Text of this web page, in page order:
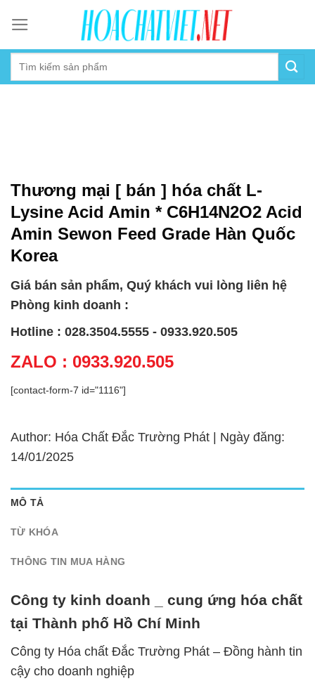
content
Thương mại [ bán ] hóa chất L-
Lysine Acid Amin * C6H14N2O2 Acid
Amin Sewon Feed Grade Hàn Quốc
Korea
Giá bán sản phẩm, Quý khách vui lòng liên hệ
Phòng kinh doanh :
Hotline : 028.3504.5555 - 0933.920.505
ZALO : 0933.920.505
[contact-form-7 id="1116"]
Author: Hóa Chất Đắc Trường Phát | Ngày đăng:
14/01/2025
MÔ TẢ
TỪ KHÓA
THÔNG TIN MUA HÀNG
Công ty kinh doanh _ cung ứng hóa chất
tại Thành phố Hồ Chí Minh
Công ty Hóa chất Đắc Trường Phát – Đồng hành tin
cậy cho doanh nghiệp